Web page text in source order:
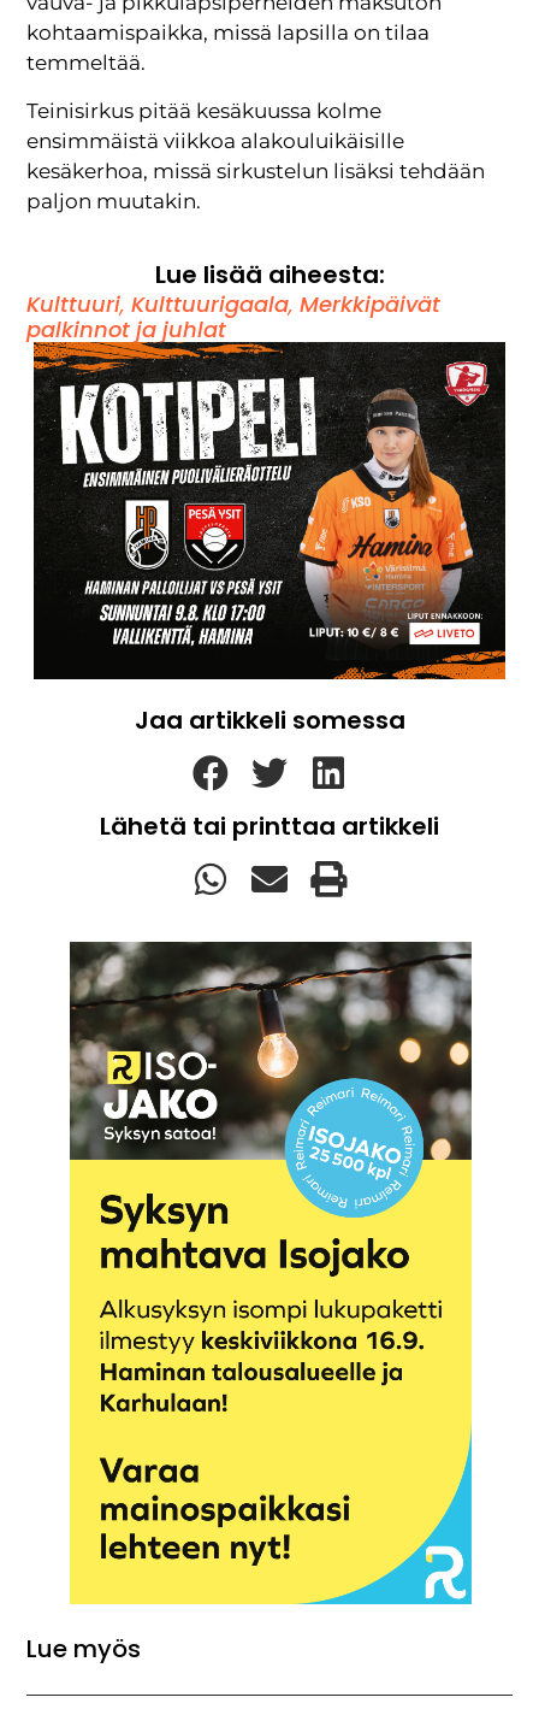
kohtaamispaikka, missä lapsilla on tilaa
temmeltää.
Teinisirkus pitää kesäkuussa kolme
ensimmäistä viikkoa alakouluikäisille
kesäkerhoa, missä sirkustelun lisäksi tehdään
paljon muutakin.
Lue lisää aiheesta:
Kulttuuri,Kulttuurigaala,Merkkipäivät
palkinnot ja juhlat
Jaa artikkeli somessa
Lähetä tai printtaa artikkeli
Lue myös